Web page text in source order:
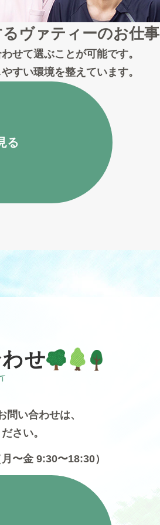
ヴァティーのお仕事
せて選ぶことが可能です。
すい環境を整えています。
る
せ
い合わせは、
さい。
月〜金 9:30〜18:30）